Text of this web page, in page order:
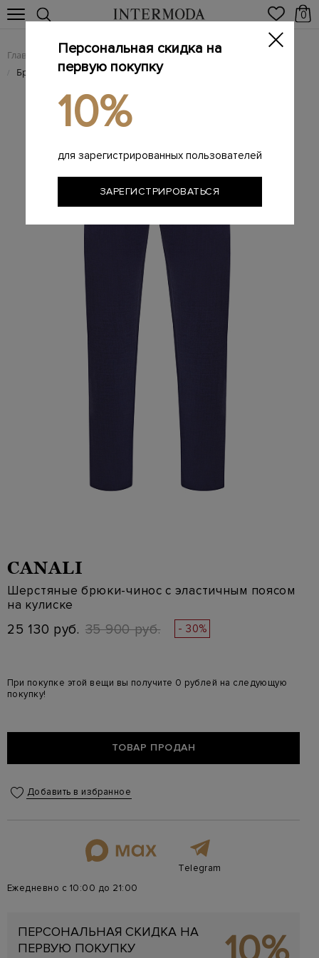
0
Главная Мужчинам / Одежда / Мужские брюки
/ Брендовые мужские брюки
CANALI
Шерстяные брюки-чинос с эластичным поясом
на кулиске
25 130 руб. 35 900 руб. - 30%
При покупке этой вещи вы получите 0 рублей на следующую
покупку!
ТОВАР ПРОДАН
Добавить в избранное
Telegram
Ежедневно с 10:00 до 21:00
ПЕРСОНАЛЬНАЯ СКИДКА НА
ПЕРВУЮ ПОКУПКУ
Персональная скидка на
первую покупку
10%
для зарегистрированных пользователей
ЗАРЕГИСТРИРОВАТЬСЯ